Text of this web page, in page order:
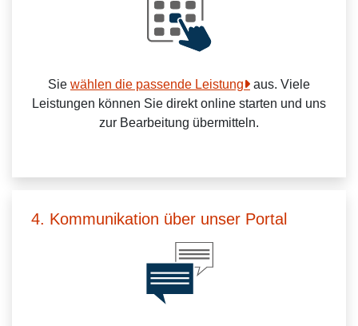
Sie wählen die passende Leistung
aus. Viele
Leistungen können Sie direkt online starten und uns
zur Bearbeitung übermitteln.
4. Kommunikation über unser Portal